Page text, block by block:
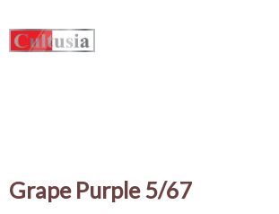
Grape Purple 5/67​